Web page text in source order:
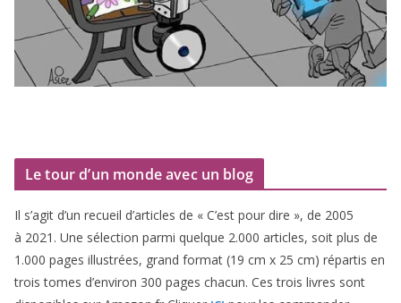
Le tour d’un monde avec un blog
Il s’agit d’un recueil d’ar­ticles de « C’est pour dire », de 2005
à 2021 . Une sélec­tion par­mi quelque 2.000 articles, soit plus de
1 .000 pages illus­trées, grand for­mat (19 cm x 25 cm) répar­tis en
trois tomes d’environ 300 pages cha­cun. Ces trois livres sont